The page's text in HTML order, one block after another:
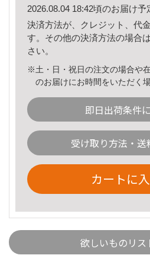
2026.08.04 18:42頃のお届け予
決済方法が、クレジット、代
す。その他の決済方法の場合は
さい。
※土・日・祝日の注文の場合や
のお届けにお時間をいただく
即日出荷条件
受け取り方法・送
カートに
欲しいものリス